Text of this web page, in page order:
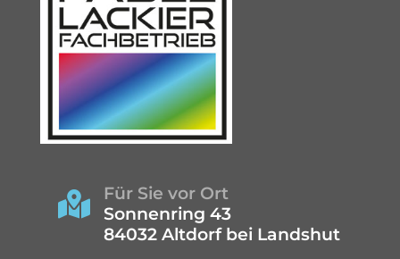

Für Sie vor Ort
Sonnenring 43
84032 Altdorf bei Landshut